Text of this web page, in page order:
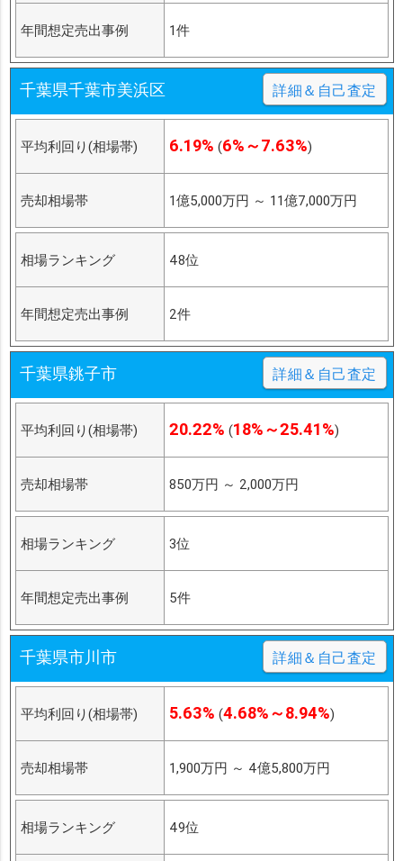
年間想定売出事例 1件
千葉県千葉市美浜区 詳細＆自己査定
平均利回り(相場帯) 6.19% (6%～7.63%)
売却相場帯 1億5,000万円 ～ 11億7,000万円
相場ランキング 48位
年間想定売出事例 2件
千葉県銚子市 詳細＆自己査定
平均利回り(相場帯) 20.22% (18%～25.41%)
売却相場帯 850万円 ～ 2,000万円
相場ランキング 3位
年間想定売出事例 5件
千葉県市川市 詳細＆自己査定
平均利回り(相場帯) 5.63% (4.68%～8.94%)
売却相場帯 1,900万円 ～ 4億5,800万円
相場ランキング 49位